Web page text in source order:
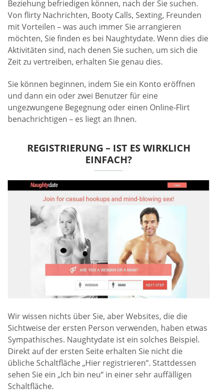
Beziehung befriedigen können, nach der Sie suchen.
Von flirty Nachrichten, Booty Calls, Sexting, Freunden
mit Vorteilen – was auch immer Sie arrangieren
möchten, Sie finden es bei Naughtydate. Wenn dies die
Aktivitäten sind, nach denen Sie suchen, um sich die
Zeit zu vertreiben, erhalten Sie genau dies.
Sie können beginnen, indem Sie ein Konto eröffnen
und dann ein oder zwei Benutzer für eine
ungezwungene Begegnung oder einen Online-Flirt
benachrichtigen – es liegt an Ihnen.
REGISTRIERUNG – IST ES WIRKLICH
EINFACH?
Wir wissen nichts über Sie, aber Websites, die die
Sichtweise der ersten Person verwenden, haben etwas
Sympathisches. Naughtydate ist ein solches Beispiel.
Direkt auf der ersten Seite erhalten Sie nicht die
übliche Schaltfläche „Hier registrieren“. Stattdessen
sehen Sie ein „Ich bin neu“ in einer sehr auffälligen
Schaltfläche.